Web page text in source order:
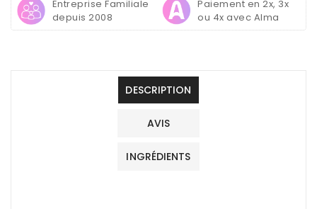
Pinks
Sweet
Pinks
Sweet
Entreprise Familiale
depuis 2008
Paiement en 2x, 3x
ou 4x avec Alma
DESCRIPTION
AVIS
INGRÉDIENTS